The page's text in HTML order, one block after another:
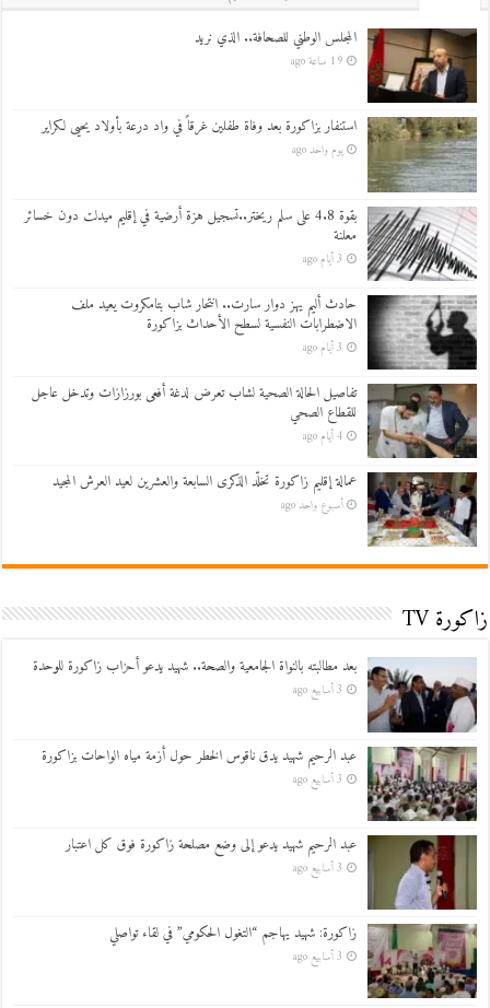
المجلس الوطني للصحافة.. الذي نريد
19 ساعة ago
استنفار بزاكورة بعد وفاة طفلين غرقاً في واد درعة بأولاد يحيى لكراير
يوم واحد ago
بقوة 4.8 على سلم ريختر..تسجيل هزة أرضية في إقليم ميدلت دون خسائر
معلنة
3 أيام ago
حادث أليم يهز دوار سارت.. انتحار شاب بتامكروت يعيد ملف
الاضطرابات النفسية لسطح الأحداث بزاكورة
3 أيام ago
تفاصيل الحالة الصحية لشاب تعرض لدغة أفعى بورزازات وتدخل عاجل
للقطاع الصحي
4 أيام ago
عمالة إقليم زاكورة تخلّد الذكرى السابعة والعشرين لعيد العرش المجيد
أسبوع واحد ago
زاكورة TV
بعد مطالبته بالنواة الجامعية والصحة.. شهيد يدعو أحزاب زاكورة للوحدة
3 أسابيع ago
عبد الرحيم شهيد يدق ناقوس الخطر حول أزمة مياه الواحات بزاكورة
3 أسابيع ago
عبد الرحيم شهيد يدعو إلى وضع مصلحة زاكورة فوق كل اعتبار
3 أسابيع ago
زاكورة: شهيد يهاجم “التغول الحكومي” في لقاء تواصلي
3 أسابيع ago